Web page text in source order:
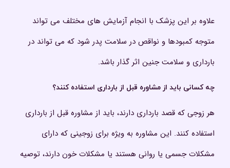
علاوه بر این پزشک با انجام آزمایش های مختلف می تواند
متوجه کمبودها و نواقص در سلامت پدر شود که می تواند در
بارداری و سلامت جنین اثر گذار باشد.
چه کسانی باید از مشاوره قبل از بارداری استفاده کنند؟
هر زوجی که قصد بارداری دارند، باید از مشاوره قبل از بارداری
استفاده کنند. این مشاوره به ویژه برای زوجینی که دارای
مشکلات جسمی یا روانی هستند یا مشکلات خون دارند، توصیه